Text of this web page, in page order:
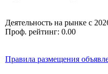
Деятельность на рынке с
Проф. рейтинг: 0.00
Правила размещения